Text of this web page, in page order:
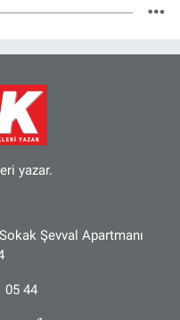
yazar.
Şevval Apartmanı
05 44